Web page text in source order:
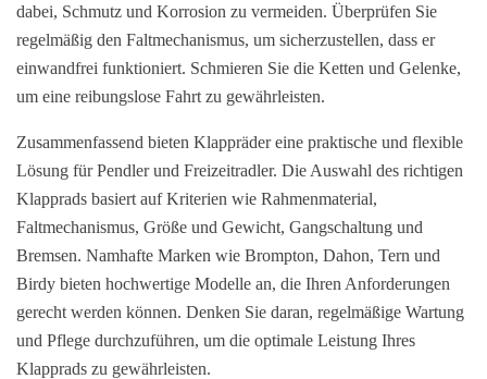
dabei, Schmutz und Korrosion zu vermeiden. Überprüfen Sie
regelmäßig den Faltmechanismus, um sicherzustellen, dass er
einwandfrei funktioniert. Schmieren Sie die Ketten und Gelenke,
um eine reibungslose Fahrt zu gewährleisten.
Zusammenfassend bieten Klappräder eine praktische und flexible
Lösung für Pendler und Freizeitradler. Die Auswahl des richtigen
Klapprads basiert auf Kriterien wie Rahmenmaterial,
Faltmechanismus, Größe und Gewicht, Gangschaltung und
Bremsen. Namhafte Marken wie Brompton, Dahon, Tern und
Birdy bieten hochwertige Modelle an, die Ihren Anforderungen
gerecht werden können. Denken Sie daran, regelmäßige Wartung
und Pflege durchzuführen, um die optimale Leistung Ihres
Klapprads zu gewährleisten.